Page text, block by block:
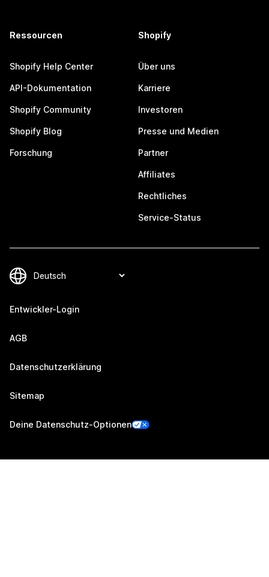
Ressourcen
Shopify Help Center
API-Dokumentation
Shopify Community
Shopify Blog
Forschung
Shopify
Über uns
Karriere
Investoren
Presse und Medien
Partner
Affiliates
Rechtliches
Service-Status
Entwickler-Login
AGB
Datenschutzerklärung
Sitemap
Deine Datenschutz-Optionen